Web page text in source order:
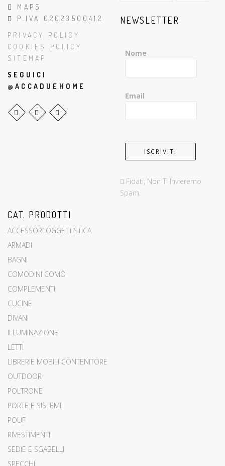
MAPS
P.IVA 02023500412
PRIVACY POLICY
COOKIES POLICY
SITEMAP
SEGUICI
@ACCADUEHOME
NEWSLETTER
Nome
Email
Fidati, Non Ti Invieremo
Spam.
CAT. PRODOTTI
ACCESSORI OGGETTISTICA
ARMADI
BAGNI
COMODINI COMÒ
COMPLEMENTI
CUCINE
DIVANI
ILLUMINAZIONE
LETTI
LIBRERIE MOBILI CONTENITORE
OUTDOOR
POLTRONE
PORTE E SISTEMI
POUF
RIVESTIMENTI
SEDIE E SGABELLI
SPECCHI